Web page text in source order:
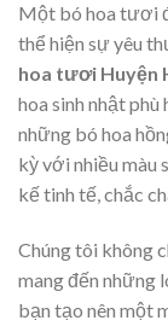
Một bó hoa tươi
thể hiện sự yêu
hoa tươi Huyện
hoa sinh nhật
những bó hoa
kỳ với nhiều màu
kế tinh tế, chắc
Chúng tôi không
mang đến những
bạn tạo nên một